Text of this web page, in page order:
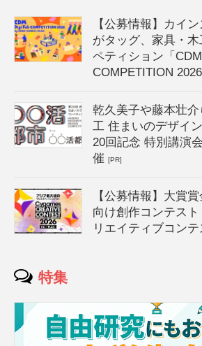
【公募情報】カイ
がタッグ、家具・
ペティション「
COMPETITION
乾久美子や藤本壮
工 住まいのデザイ
20回記念 特別講演
催[PR]
【公募情報】大賞
向け創作コンテス
リエイティブコン
特集